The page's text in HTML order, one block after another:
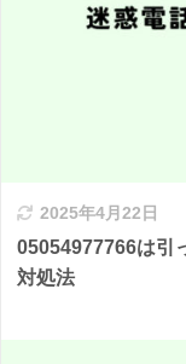
2025年4月22日
05054977766は引
対処法